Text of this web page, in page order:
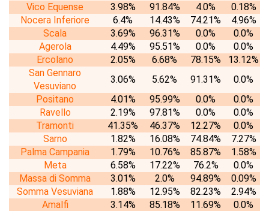
Vico Equense
3.98% 91.84% 4.0%
0.18%
Nocera Inferiore
6.4% 14.43% 74.21%
4.96%
Scala
3.69% 96.31% 0.0%
0.0%
Agerola
4.49% 95.51% 0.0%
0.0%
Ercolano
2.05% 6.68% 78.15%
13.12%
San Gennaro
Vesuviano
3.06% 5.62% 91.31%
0.0%
Positano
4.01% 95.99% 0.0%
0.0%
Ravello
2.19% 97.81% 0.0%
0.0%
Tramonti
41.35% 46.37% 12.27%
0.0%
Sarno
1.82% 16.08% 74.84%
7.27%
Palma Campania
1.79% 10.76% 85.87%
1.58%
Meta
6.58% 17.22% 76.2%
0.0%
Massa di Somma
3.01% 2.0% 94.89%
0.09%
Somma Vesuviana
1.88% 12.95% 82.23%
2.94%
Amalfi
3.14% 85.18% 11.69%
0.0%